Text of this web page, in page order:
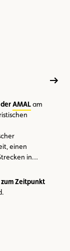
AMALam
einen
in
Zeitpunkt